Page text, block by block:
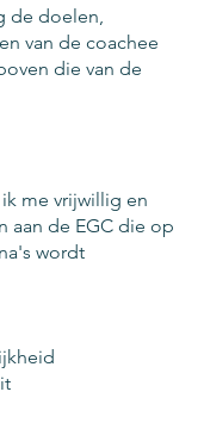
de doelen,
van de coachee
die van de
me vrijwillig en
aan de EGC die op
wordt